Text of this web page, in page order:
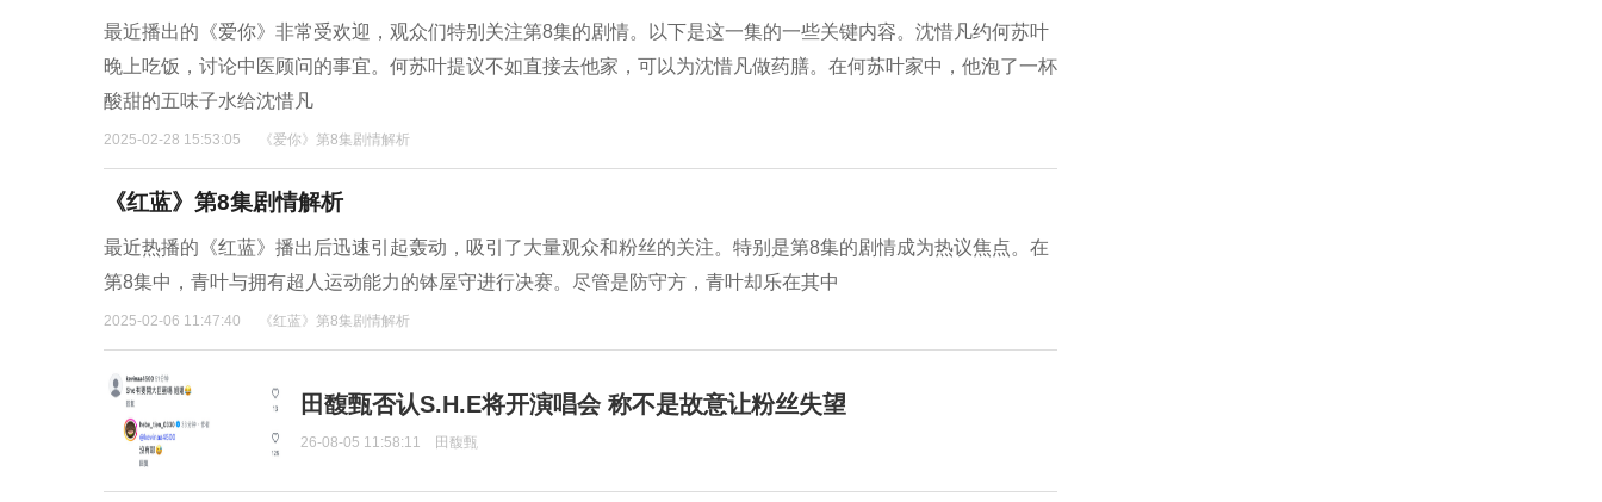
最近播出的《爱你》非常受欢迎，观众们特别关注第8集的剧情。以下是这一集的一些关键内容。沈惜凡约何苏叶
晚上吃饭，讨论中医顾问的事宜。何苏叶提议不如直接去他家，可以为沈惜凡做药膳。在何苏叶家中，他泡了一杯
酸甜的五味子水给沈惜凡
2025-02-28 15:53:05 《爱你》第8集剧情解析
《红蓝》第8集剧情解析
最近热播的《红蓝》播出后迅速引起轰动，吸引了大量观众和粉丝的关注。特别是第8集的剧情成为热议焦点。在
第8集中，青叶与拥有超人运动能力的钵屋守进行决赛。尽管是防守方，青叶却乐在其中
2025-02-06 11:47:40 《红蓝》第8集剧情解析
田馥甄否认S.H.E将开演唱会 称不是故意让粉丝失望
26-08-05 11:58:11 田馥甄